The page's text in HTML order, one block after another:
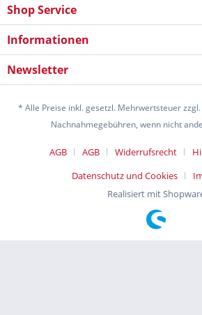
Shop Service
Informationen
Newsletter
* Alle Preise inkl. gesetzl. Mehrwertsteuer zzgl.
Nachnahmegebühren, wenn nicht
AGB AGB Widerrufsrecht
Datenschutz und Cookies
Realisiert mit